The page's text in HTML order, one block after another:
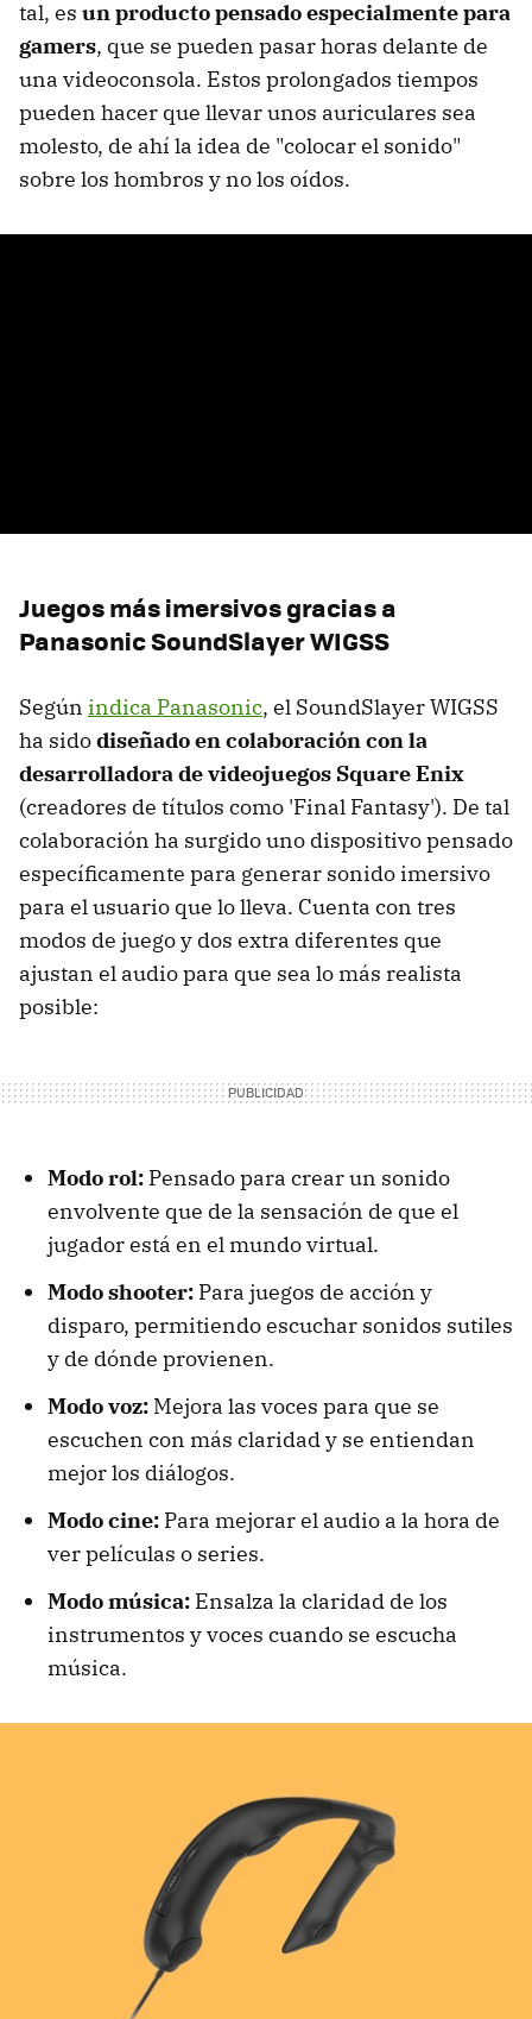
tal, es un producto pensado especialmente para
gamers, que se pueden pasar horas delante de
una videoconsola. Estos prolongados tiempos
pueden hacer que llevar unos auriculares sea
molesto, de ahí la idea de "colocar el sonido"
sobre los hombros y no los oídos.
Juegos más imersivos gracias a
Panasonic SoundSlayer WIGSS
Según indica Panasonic, el SoundSlayer WIGSS
ha sidodiseñado en colaboración con la
desarrolladora de videojuegos Square Enix
(creadores de títulos como 'Final Fantasy'). De tal
colaboración ha surgido uno dispositivo pensado
específicamente para generar sonido imersivo
para el usuario que lo lleva. Cuenta con tres
modos de juego y dos extra diferentes que
ajustan el audio para que sea lo más realista
posible:
Modo rol: Pensado para crear un sonido
envolvente que de la sensación de que el
jugador está en el mundo virtual.
Modo shooter: Para juegos de acción y
disparo, permitiendo escuchar sonidos sutiles
y de dónde provienen.
Modo voz: Mejora las voces para que se
escuchen con más claridad y se entiendan
mejor los diálogos.
Modo cine: Para mejorar el audio a la hora de
ver películas o series.
Modo música: Ensalza la claridad de los
instrumentos y voces cuando se escucha
música.